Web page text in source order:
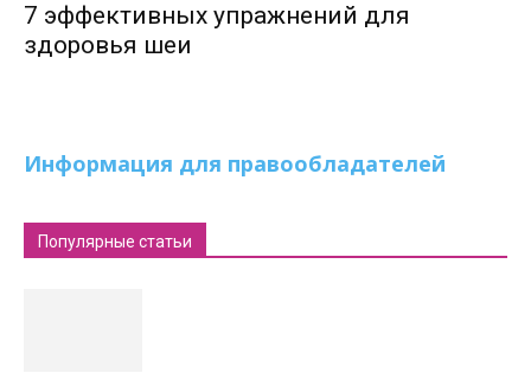
7 эффективных упражнений для
здоровья шеи
Информация для правообладателей
Популярные статьи